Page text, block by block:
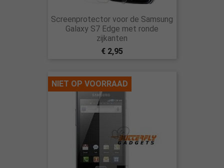
Screenprotector voor de Samsung
Galaxy S7 Edge met ronde
zijkanten
€ 2,95
NIET OP VOORRAAD